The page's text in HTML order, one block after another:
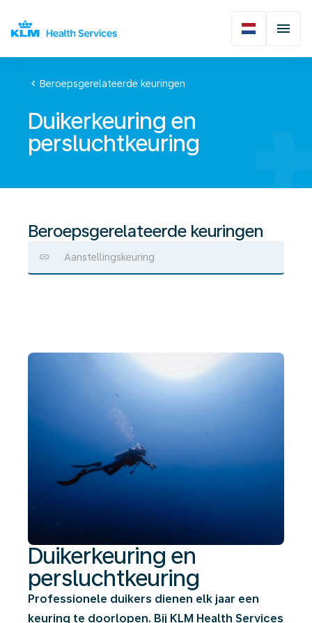
chevron_left Beroepsgerelateerde keuringen
Duikerkeuring en
persluchtkeuring
Beroepsgerelateerde keuringen
Aanstellingskeuring
Duikerkeuring
Duikerkeuring en
persluchtkeuring
Professionele duikers dienen elk jaar een
keuring te doorlopen. Bij KLM Health Services